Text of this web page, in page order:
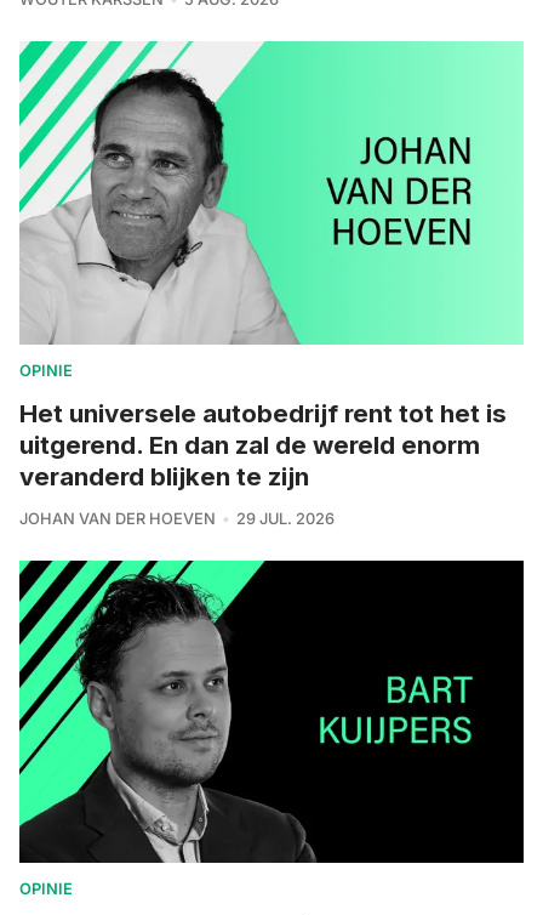
OPINIE
Het universele autobedrijf rent tot het is
uitgerend. En dan zal de wereld enorm
veranderd blijken te zijn
JOHAN VAN DER HOEVEN 29 JUL. 2026
OPINIE